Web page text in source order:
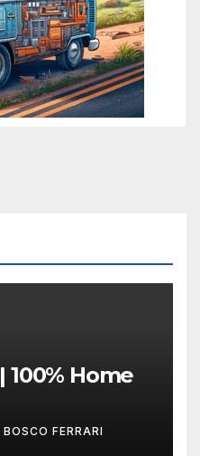
Home
FERRARI